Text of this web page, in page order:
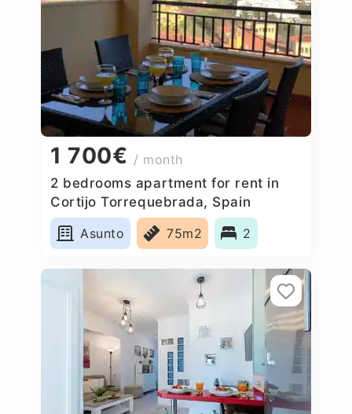
1 700€ / month
2 bedrooms apartment for rent in
Cortijo Torrequebrada, Spain
Asunto
75m2 2